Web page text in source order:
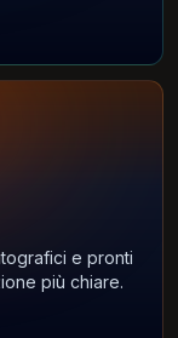
e pronti
più chiare.